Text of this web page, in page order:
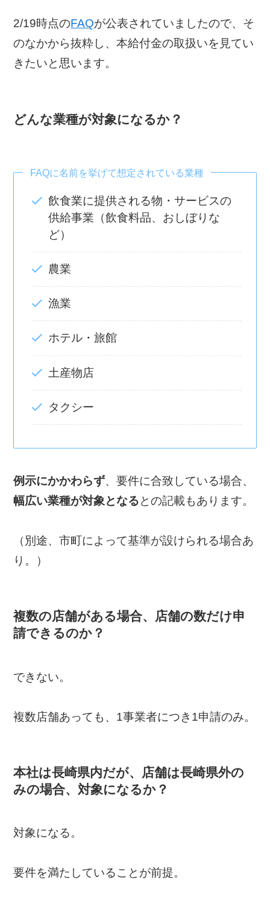
2/19時点のFAQが公表されていましたので、そ
のなかから抜粋し、本給付金の取扱いを見てい
きたいと思います。
どんな業種が対象になるか？
FAQに名前を挙げて想定されている業種
飲食業に提供される物・サービスの
供給事業（飲食料品、おしぼりな
ど）
農業
漁業
ホテル・旅館
土産物店
タクシー
例示にかかわらず、要件に合致している場合、
幅広い業種が対象となるとの記載もあります。
（別途、市町によって基準が設けられる場合あ
り。）
複数の店舗がある場合、店舗の数だけ申
請できるのか？
できない。
複数店舗あっても、1事業者につき1申請のみ。
本社は長崎県内だが、店舗は長崎県外の
みの場合、対象になるか？
対象になる。
要件を満たしていることが前提。